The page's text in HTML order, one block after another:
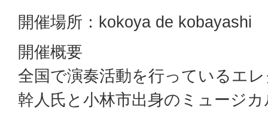
開催場所：kokoya de kobayashi
開催概要
全国で演奏活動を行っているエ
幹人氏と小林市出身のミュージ